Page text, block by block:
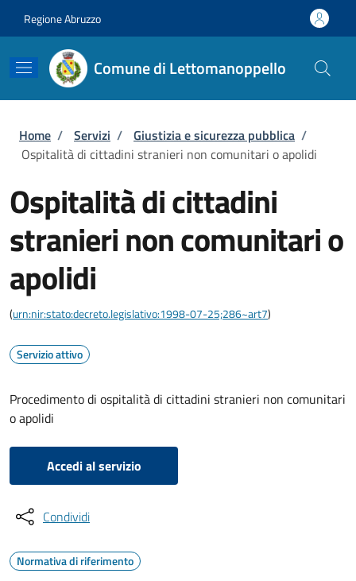
Regione Abruzzo
Comune di Lettomanoppello
Briciole di pane
Home / Servizi / Giustizia e sicurezza pubblica /
Ospitalità di cittadini stranieri non comunitari o apolidi
Ospitalità di cittadini
stranieri non comunitari o
apolidi
(urn:nir:stato:decreto.legislativo:1998-07-25;286~art7)
Servizio attivo
Procedimento di ospitalità di cittadini stranieri non comunitari
o apolidi
Accedi al servizio
Condividi
Normativa di riferimento